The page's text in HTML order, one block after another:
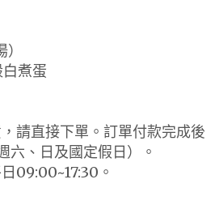
煮蛋
請直接下單。訂單付款完成後
六、日及國定假日）。
09:00~17:30。